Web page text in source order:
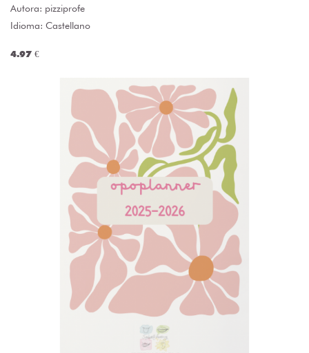
Autora: pizziprofe
Idioma: Castellano
4.97 €